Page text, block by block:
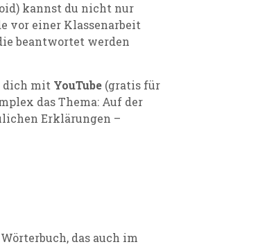
kannst du nicht nur
vor einer Klassenarbeit
beantwortet werden
dich mit YouTube (gratis für
das Thema: Auf der
Erklärungen –
das auch im